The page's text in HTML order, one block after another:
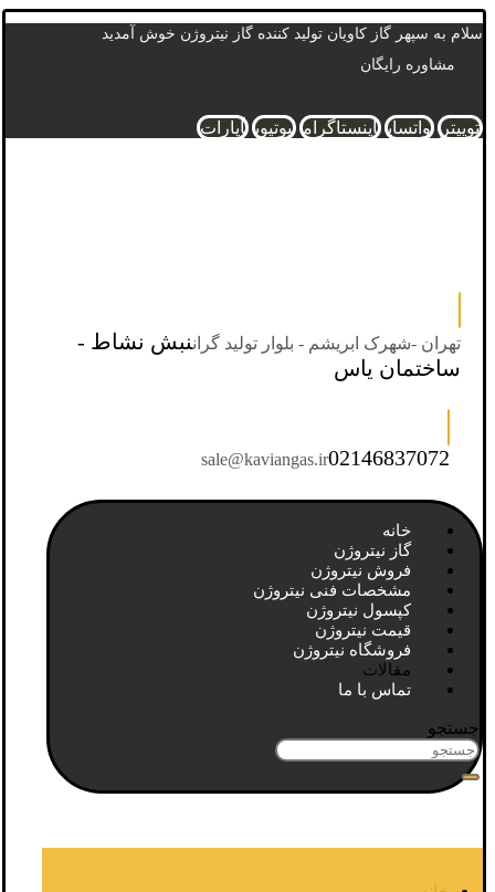
سلام به سپهر گاز کاویان تولید کننده گاز نیتروژن خوش آمدید
مشاوره رایگان
توییتر واتساپ اینستاگرام یوتیوب آپارات
تهران -شهرک ابریشم - بلوار تولید گراننبش نشاط -
ساختمان یاس
sale@kaviangas.ir02146837072
خانه
گاز نیتروژن
فروش نیتروژن
مشخصات فنی نیتروژن
کپسول نیتروژن
قیمت نیتروژن
فروشگاه نیتروژن
مقالات
تماس با ما
جستجو